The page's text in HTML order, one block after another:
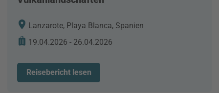
Lanzarote, Playa Blanca, Spanien
19.04.2026 - 26.04.2026
Reisebericht lesen